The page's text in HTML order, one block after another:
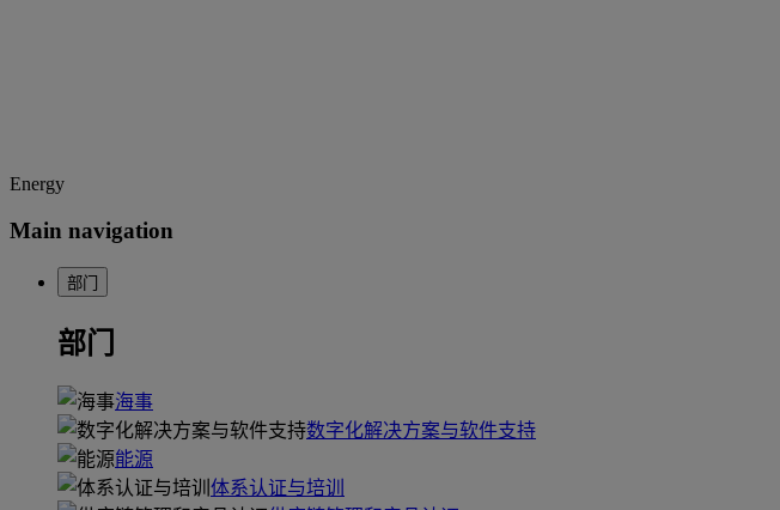
Energy
Main navigation
部门
部门
海事
数字化解决方案与软件支持
能源
体系认证与培训